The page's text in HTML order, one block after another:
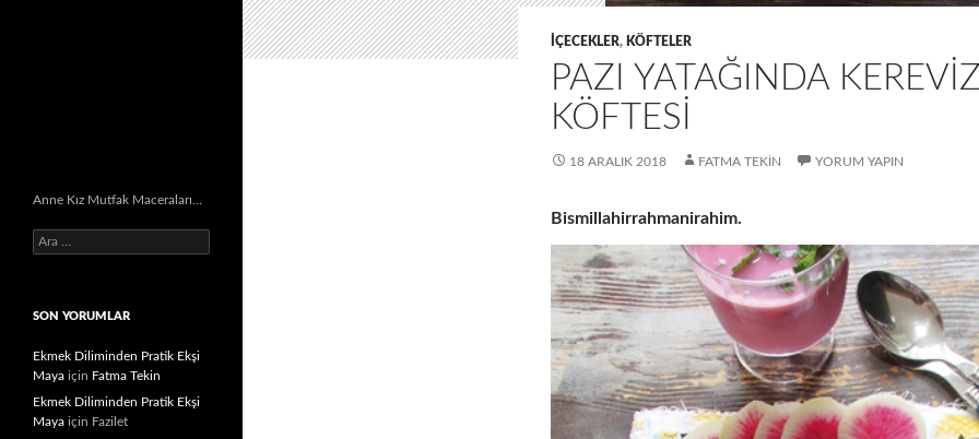
IÇECEKLER, KÖFTELER
PAZI YATAĞINDA
KÖFTESI
18 ARALIK 2018 FATMA TEKIN YORUM YAPIN
Bismillahirrahmanirahim.
Anne Kız Mutfak Maceraları…
Arama:
SON YORUMLAR
Ekmek Diliminden Pratik Ekşi
Maya için Fatma Tekin
Ekmek Diliminden Pratik Ekşi
Maya için Fazilet